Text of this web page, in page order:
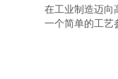
在工业制造迈向
一个简单的工艺